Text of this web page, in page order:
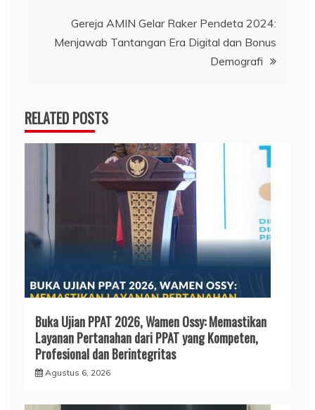
Gereja AMIN Gelar Raker Pendeta 2024:
Menjawab Tantangan Era Digital dan Bonus
Demografi
RELATED POSTS
Buka Ujian PPAT 2026, Wamen Ossy: Memastikan
Layanan Pertanahan dari PPAT yang Kompeten,
Profesional dan Berintegritas
Agustus 6, 2026